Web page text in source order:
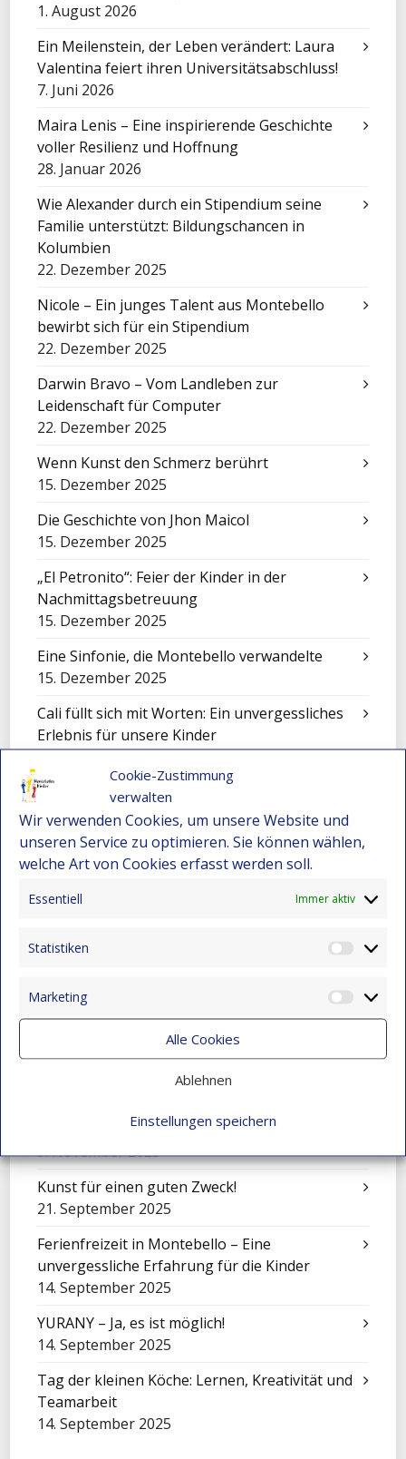
Cookie-Zustimmung
verwalten
Wir verwenden Cookies, um unsere Website und
unseren Service zu optimieren. Sie können wählen,
welche Art von Cookies erfasst werden soll.
Essentiell Immer aktiv
Statistiken
Marketing
Alle Cookies
Ablehnen
Einstellungen speichern
1. August 2026
Ein Meilenstein, der Leben verändert: Laura
Valentina feiert ihren Universitätsabschluss!
7. Juni 2026
Maira Lenis – Eine inspirierende Geschichte
voller Resilienz und Hoffnung
28. Januar 2026
Wie Alexander durch ein Stipendium seine
Familie unterstützt: Bildungschancen in
Kolumbien
22. Dezember 2025
Nicole – Ein junges Talent aus Montebello
bewirbt sich für ein Stipendium
22. Dezember 2025
Darwin Bravo – Vom Landleben zur
Leidenschaft für Computer
22. Dezember 2025
Wenn Kunst den Schmerz berührt
15. Dezember 2025
Die Geschichte von Jhon Maicol
15. Dezember 2025
„El Petronito“: Feier der Kinder in der
Nachmittagsbetreuung
15. Dezember 2025
Eine Sinfonie, die Montebello verwandelte
15. Dezember 2025
Cali füllt sich mit Worten: Ein unvergessliches
Erlebnis für unsere Kinder
15. Dezember 2025
Festival-Seminar für Orchesterleitung 2025 –
Wo Gemeinschaft und Musik neue Wege
eröffnen
15. Dezember 2025
Eine Sinfonie der Kulturen: Mensajeros de
9. November 2025
Konzert in Montebello
macht seinen Abschluss
9. November 2025
Kunst für einen guten Zweck!
21. September 2025
Ferienfreizeit in Montebello – Eine
unvergessliche Erfahrung für die Kinder
14. September 2025
YURANY – Ja, es ist möglich!
14. September 2025
Tag der kleinen Köche: Lernen, Kreativität und
Teamarbeit
14. September 2025